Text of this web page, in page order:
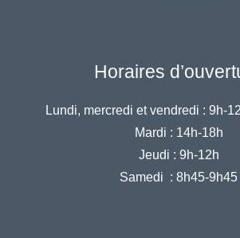
Horaires
Lundi, mercredi et vendredi : 9h-
Mardi : 14h-18h
Jeudi : 9h-12h
Samedi : 8h45-9h45